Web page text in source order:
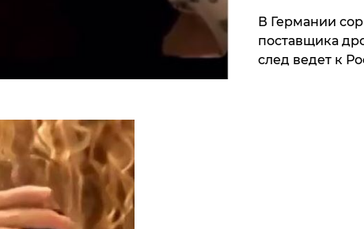
​В Германии
поставщика
след ведет к